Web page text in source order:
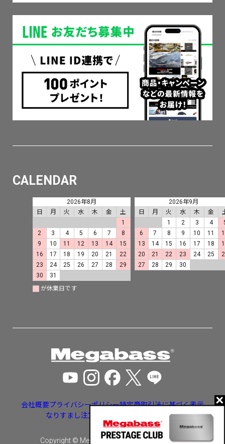
CALENDAR
2026年8月
日
月 火 水 木 金
土
1
2
3 4 5 6 7
8
9
10 11 12 13 14
15
16
17 18 19 20 21
22
23
24 25 26 27 28
29
30
31
2026年9月
日
月 火 水 木 金
1
2 3 4
6
7 8 9 10 11
13
14 15 16 17 18
20
21 22 23 24 25
27
28 29 30
が休業日です
会社概要プライバシーポリシー特定商取引法に基づく表示
なりすまし注文・いたずら注文等への対応
Copyright © Megabass inc. All rights reserved.